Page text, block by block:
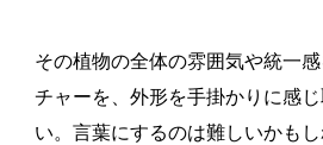
その植物の全体の雰囲気や統一
チャーを、外形を手掛かりに感
い。言葉にするのは難しいかもし